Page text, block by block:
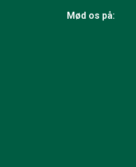
Mød os på: